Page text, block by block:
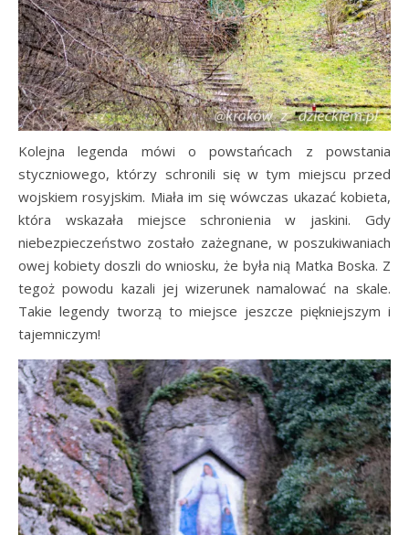
Kolejna legenda mówi o powstańcach z powstania
styczniowego, którzy schronili się w tym miejscu przed
wojskiem rosyjskim. Miała im się wówczas ukazać kobieta,
która wskazała miejsce schronienia w jaskini. Gdy
niebezpieczeństwo zostało zażegnane, w poszukiwaniach
owej kobiety doszli do wniosku, że była nią Matka Boska. Z
tegoż powodu kazali jej wizerunek namalować na skale.
Takie legendy tworzą to miejsce jeszcze piękniejszym i
tajemniczym!